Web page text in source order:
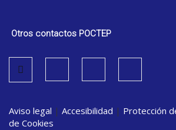
Otros contactos POCTEP
Aviso legal | Accesibilidad | Protección
de Cookies